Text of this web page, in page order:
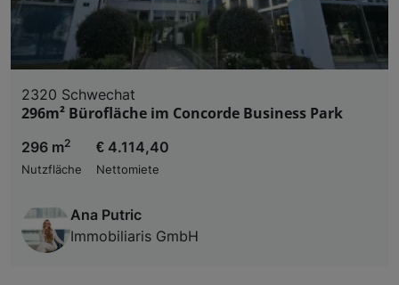
2320 Schwechat
296m² Bürofläche im Concorde Business Park
296 m2
Nutzfläche
€ 4.114,40
Nettomiete
Ana Putric
Immobiliaris GmbH